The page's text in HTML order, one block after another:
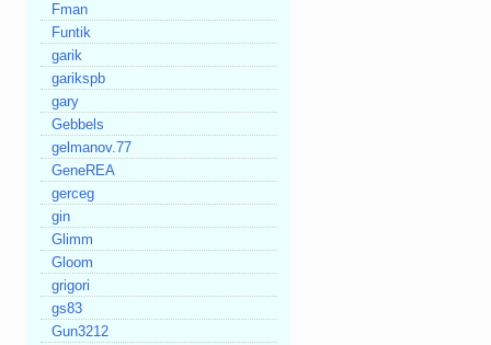
Fman
Funtik
garik
garikspb
gary
Gebbels
gelmanov.77
GeneREA
gerceg
gin
Glimm
Gloom
grigori
gs83
Gun3212